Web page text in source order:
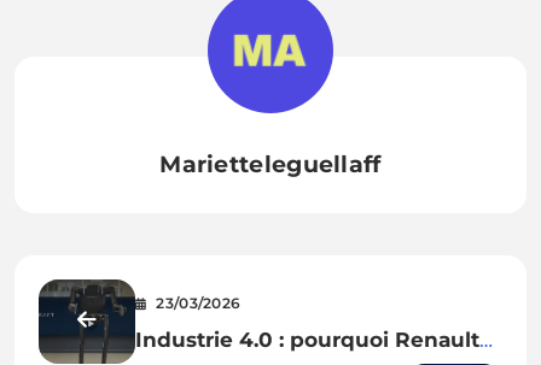
Marietteleguellaff
23/03/2026
Industrie 4.0 : pourquoi Renault